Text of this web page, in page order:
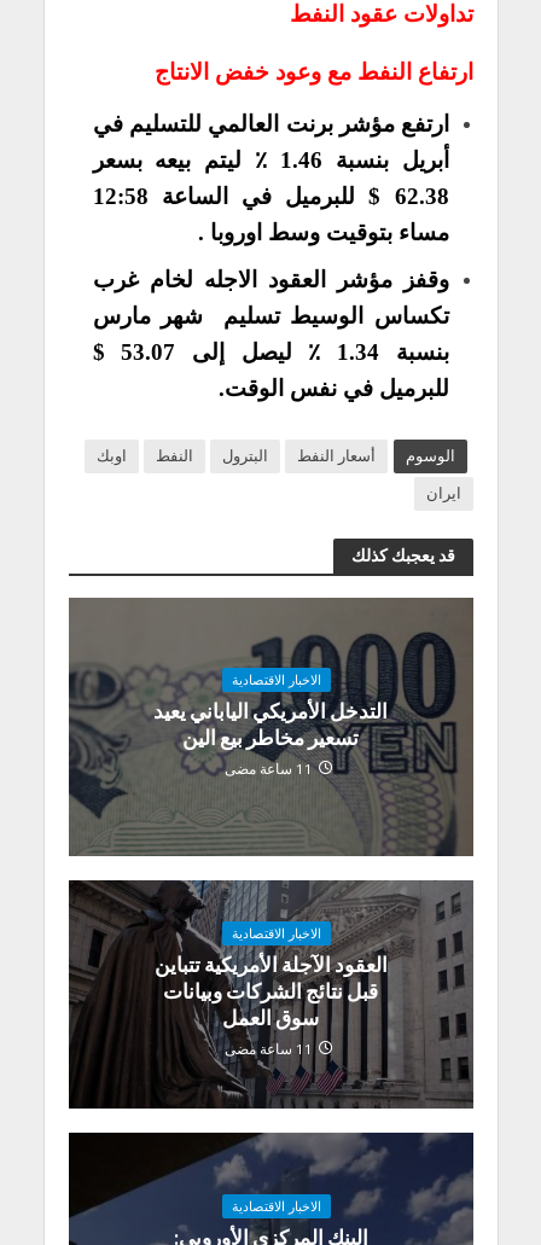
تداولات عقود النفط
ارتفاع النفط مع وعود خفض الانتاج
ارتفع مؤشر برنت العالمي للتسليم في
أبريل بنسبة 1.46 ٪ ليتم بيعه بسعر
62.38 $ للبرميل في الساعة 12:58
مساء بتوقيت وسط اوروبا .
وقفز مؤشر العقود الاجله لخام غرب
تكساس الوسيط تسليم شهر مارس
بنسبة 1.34 ٪ ليصل إلى 53.07 $
للبرميل في نفس الوقت.
الوسوم أسعار النفط البترول النفط
اوبك
ايران
قد يعجبك كذلك
الاخبار الاقتصادية
التدخل الأمريكي الياباني يعيد
تسعير مخاطر بيع الين
11 ساعة مضى
الاخبار الاقتصادية
العقود الآجلة الأمريكية تتباين
قبل نتائج الشركات وبيانات
سوق العمل
11 ساعة مضى
الاخبار الاقتصادية
البنك المركزي الأوروبي: